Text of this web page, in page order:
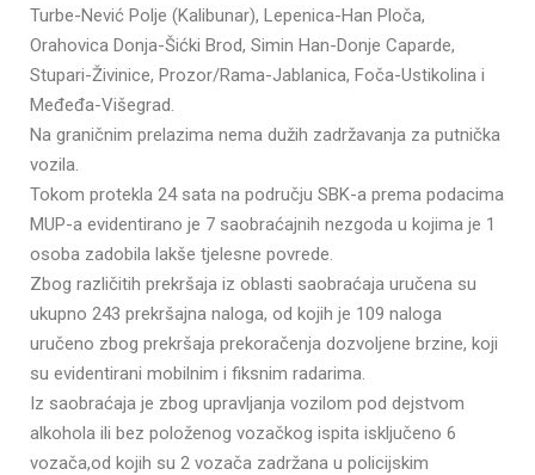
Turbe-Nević Polje (Kalibunar), Lepenica-Han Ploča,
Orahovica Donja-Šićki Brod, Simin Han-Donje Caparde,
Stupari-Živinice, Prozor/Rama-Jablanica, Foča-Ustikolina i
Međeđa-Višegrad.
Na graničnim prelazima nema dužih zadržavanja za putnička
vozila.
Tokom protekla 24 sata na području SBK-a prema podacima
MUP-a evidentirano je 7 saobraćajnih nezgoda u kojima je 1
osoba zadobila lakše tjelesne povrede.
Zbog različitih prekršaja iz oblasti saobraćaja uručena su
ukupno 243 prekršajna naloga, od kojih je 109 naloga
uručeno zbog prekršaja prekoračenja dozvoljene brzine, koji
su evidentirani mobilnim i fiksnim radarima.
Iz saobraćaja je zbog upravljanja vozilom pod dejstvom
alkohola ili bez položenog vozačkog ispita isključeno 6
vozača,od kojih su 2 vozača zadržana u policijskim